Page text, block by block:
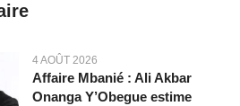
4 AOÛT 2026
Affaire Mbanié : Ali Akbar
Onanga Y’Obegue estime